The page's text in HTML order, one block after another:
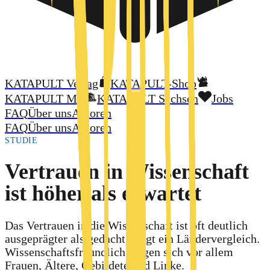
KATAPULT Verlag
KATAPULT-Shop
KATAPULT MV
KATAPULT Sachsen
Jobs
FAQÜber unsAutoren
FAQÜber unsAutoren
STUDIE
Vertrauen in Wissenschaft
ist höher als erwartet
Das Vertrauen in die Wissenschaft ist oft deutlich
ausgeprägter als gedacht, zeigt ein Ländervergleich.
Wissenschaftsfreundlich zeigen sich vor allem
Frauen, Ältere, Gebildete und Linke.